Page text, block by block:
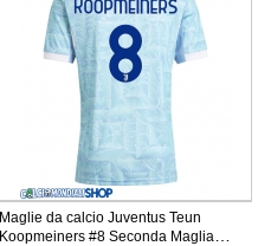
Maglie da calcio Juventus Teun
Koopmeiners #8 Seconda Maglia